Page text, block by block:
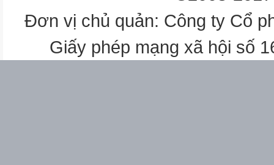
Biế Hiểu Vận
dụng
Đơn vị chủ quản: Công ty Cổ
Giấy phép mạng xã hội số